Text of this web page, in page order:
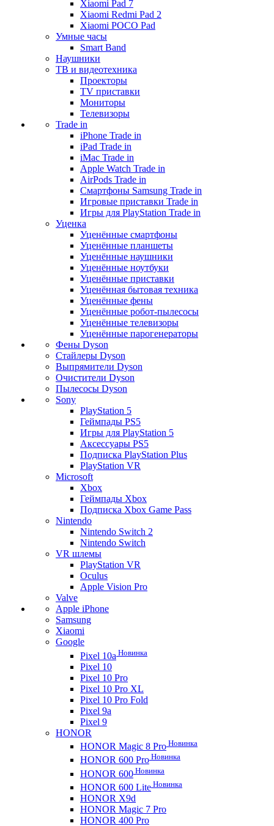
Xiaomi Pad 7
Xiaomi Redmi Pad 2
Xiaomi POCO Pad
Умные часы
Smart Band
Наушники
ТВ и видеотехника
Проекторы
TV приставки
Мониторы
Телевизоры
Trade in
iPhone Trade in
iPad Trade in
iMac Trade in
Apple Watch Trade in
AirPods Trade in
Смартфоны Samsung Trade in
Игровые приставки Trade in
Игры для PlayStation Trade in
Уценка
Уценённые смартфоны
Уценённые планшеты
Уценённые наушники
Уценённые ноутбуки
Уценённые приставки
Уценённая бытовая техника
Уценённые фены
Уценённые робот-пылесосы
Уценённые телевизоры
Уценённые парогенераторы
Фены Dyson
Стайлеры Dyson
Выпрямители Dyson
Очистители Dyson
Пылесосы Dyson
Sony
PlayStation 5
Геймпады PS5
Игры для PlayStation 5
Аксессуары PS5
Подписка PlayStation Plus
PlayStation VR
Microsoft
Xbox
Геймпады Xbox
Подписка Xbox Game Pass
Nintendo
Nintendo Switch 2
Nintendo Switch
VR шлемы
PlayStation VR
Oculus
Apple Vision Pro
Valve
Apple iPhone
Samsung
Xiaomi
Google
Pixel 10a Новинка
Pixel 10
Pixel 10 Pro
Pixel 10 Pro XL
Pixel 10 Pro Fold
Pixel 9a
Pixel 9
HONOR
HONOR Magic 8 Pro Новинка
HONOR 600 Pro Новинка
HONOR 600 Новинка
HONOR 600 Lite Новинка
HONOR X9d
HONOR Magic 7 Pro
HONOR 400 Pro